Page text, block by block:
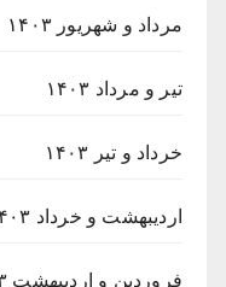
مرداد و شهریور ۱۴۰۳
تیر و مرداد ۱۴۰۳
خرداد و تیر ۱۴۰۳
اردیبهشت و خرداد ۱۴۰۳
فروردین و اردیبهشت ۱۴۰۳